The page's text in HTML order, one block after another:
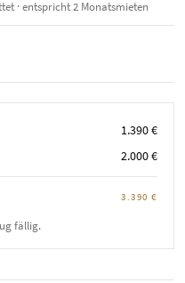
· entspricht 2 Monatsmieten
1.390 €
2.000 €
3.390 €
fällig.